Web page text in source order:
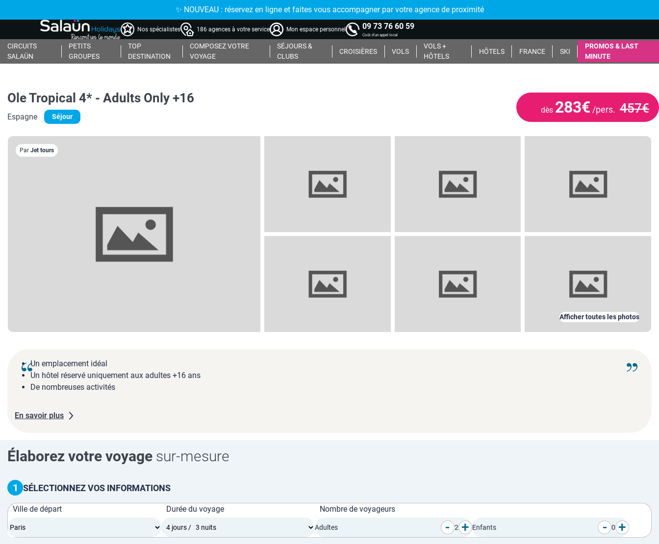
✨ NOUVEAU : réservez en ligne et faites vous accompagner par votre agence de proximité
Nos spécialistes 186 agences à votre service Mon espace personnel 09 73 76 60 59
Coût d'un appel local
CIRCUITS
SALAÜN
PETITS
GROUPES
TOP
DESTINATION
COMPOSEZ VOTRE
VOYAGE
SÉJOURS &
CLUBS
CROISIÈRES VOLS
VOLS +
HÔTELS
HÔTELS FRANCE SKI
PROMOS & LAST
MINUTE
dès 283€ /pers. 457€
Ole Tropical 4* - Adults Only +16
Espagne Séjour
Afficher toutes les photos
Par Jet tours
Un emplacement idéal
Un hôtel réservé uniquement aux adultes +16 ans
De nombreuses activités
En savoir plus
Élaborez votre voyage sur-mesure
1 SÉLECTIONNEZ VOS INFORMATIONS
Ville de départ Durée du voyage Nombre de voyageurs
Adultes - 2 + Enfants - 0 +